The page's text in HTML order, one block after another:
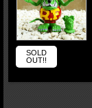
SOLD
OUT!!